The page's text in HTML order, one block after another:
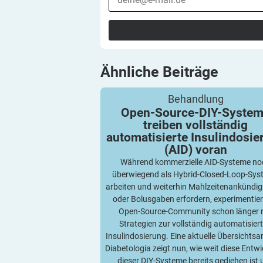
Ähnliche Beiträge
automatisierte Insulindosierung (AID)
Behandlung
Open-Source-DIY-
treiben vollständig
automatisierte
(AID) voran
Während kommerzielle AID-Systeme
überwiegend als Hybrid-Closed-Loop-
arbeiten und weiterhin
oder Bolusgaben erfordern,
Open-Source-Community schon länger
Strategien zur vollständig
Insulindosierung. Eine aktuelle
Diabetologia zeigt nun, wie weit diese
dieser DIY-Systeme bereits gediehen ist